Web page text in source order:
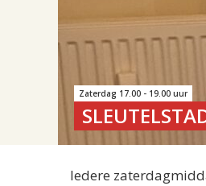
Zaterdag 17.00 - 19.00 uur
Iedere